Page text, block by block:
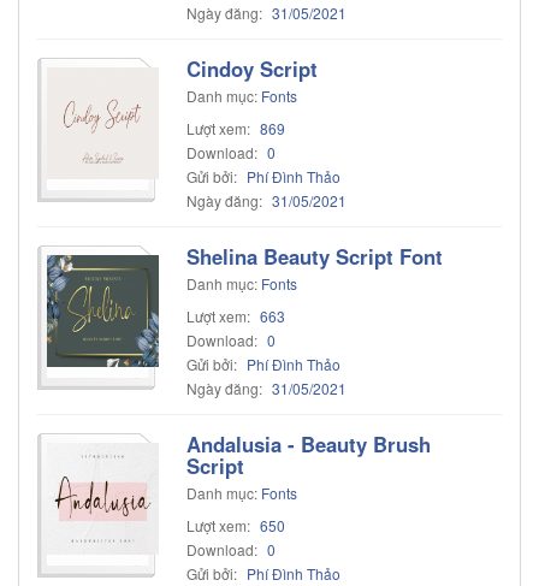
Ngày đăng: 31/05/2021
Cindoy Script
Danh mục: Fonts
Lượt xem: 869
Download: 0
Gửi bởi: Phí Đình Thảo
Ngày đăng: 31/05/2021
Shelina Beauty Script Font
Danh mục: Fonts
Lượt xem: 663
Download: 0
Gửi bởi: Phí Đình Thảo
Ngày đăng: 31/05/2021
Andalusia - Beauty Brush
Script
Danh mục: Fonts
Lượt xem: 650
Download: 0
Gửi bởi: Phí Đình Thảo